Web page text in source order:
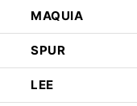
MAQUIA
SPUR
LEE